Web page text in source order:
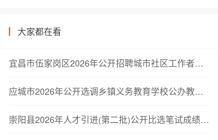
大家都在看
宜昌市伍家岗区2026年公开招聘城市社区工作者笔试成绩及最低合格分数线公告
应城市2026年公开选调乡镇义务教育学校公办教师到城区学校任教成绩及排名公告
崇阳县2026年人才引进(第二批)公开比选笔试成绩公告